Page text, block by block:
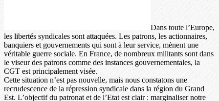
Dans toute l’Europe,
les libertés syndicales sont attaquées. Les patrons, les actionnaires,
banquiers et gouvernements qui sont à leur service, mènent une
véritable guerre sociale. En France, de nombreux militants sont dans
le viseur des patrons comme des instances gouvernementales, la
CGT est principalement visée.
Cette situation n’est pas nouvelle, mais nous constatons une
recrudescence de la répression syndicale dans la région du Grand
Est. L’objectif du patronat et de l’Etat est clair : marginaliser notre